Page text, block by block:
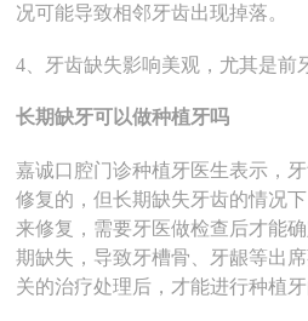
况可能导致相邻牙齿出现掉落。
4、牙齿缺失影响美观，尤其是前
长期缺牙可以做种植牙吗
嘉诚口腔门诊种植牙医生表示，
修复的，但长期缺失牙齿的情况
来修复，需要牙医做检查后才能
期缺失，导致牙槽骨、牙龈等出
关的治疗处理后，才能进行种植牙